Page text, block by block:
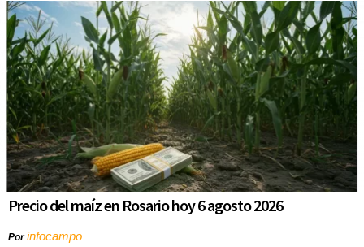
Precio del maíz en Rosario hoy 6 agosto 2026
Porinfocampo